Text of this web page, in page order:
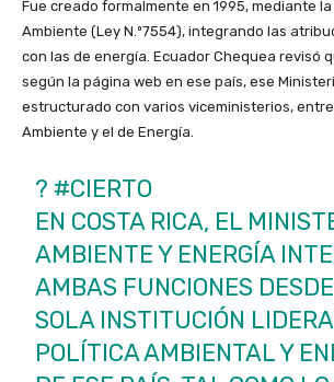
Fue creado formalmente en 1995, mediante
Ambiente (Ley N.º7554), integrando las
con las de energía. Ecuador Chequea revisó
según la página web en ese país, ese
estructurado con varios viceministerios,
Ambiente y el de Energía.
? #CIERTO
EN COSTA RICA, EL
AMBIENTE Y ENERGÍA
AMBAS FUNCIONES
SOLA INSTITUCIÓN
POLÍTICA AMBIENTAL Y